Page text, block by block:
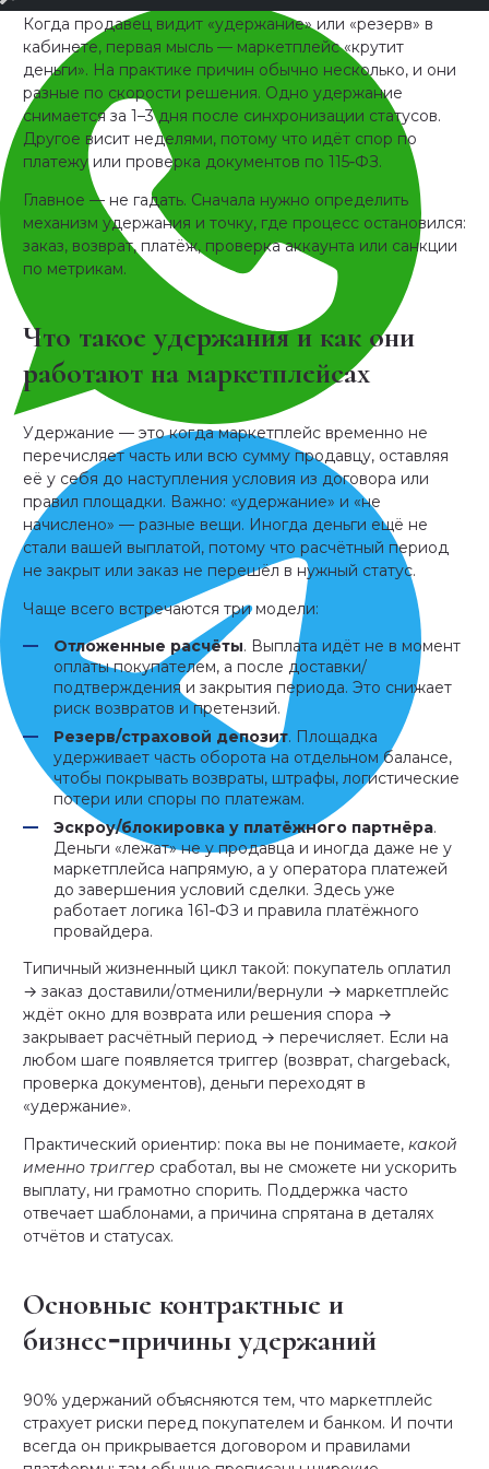
Когда продавец видит «удержание» или «резерв» в
кабинете, первая мысль — маркетплейс «крутит
деньги». На практике причин обычно несколько, и они
разные по скорости решения. Одно удержание
снимается за 1–3 дня после синхронизации статусов.
Другое висит неделями, потому что идёт спор по
платежу или проверка документов по 115‑ФЗ.
Главное — не гадать. Сначала нужно определить
механизм удержания и точку, где процесс остановился:
заказ, возврат, платёж, проверка аккаунта или санкции
по метрикам.
Что такое удержания и как они
работают на маркетплейсах
Удержание — это когда маркетплейс временно не
перечисляет часть или всю сумму продавцу, оставляя
её у себя до наступления условия из договора или
правил площадки. Важно: «удержание» и «не
начислено» — разные вещи. Иногда деньги ещё не
стали вашей выплатой, потому что расчётный период
не закрыт или заказ не перешёл в нужный статус.
Чаще всего встречаются три модели:
Отложенные расчёты. Выплата идёт не в момент
оплаты покупателем, а после доставки/
подтверждения и закрытия периода. Это снижает
риск возвратов и претензий.
Резерв/страховой депозит. Площадка
удерживает часть оборота на отдельном балансе,
чтобы покрывать возвраты, штрафы, логистические
потери или споры по платежам.
Эскроу/блокировка у платёжного партнёра.
Деньги «лежат» не у продавца и иногда даже не у
маркетплейса напрямую, а у оператора платежей
до завершения условий сделки. Здесь уже
работает логика 161‑ФЗ и правила платёжного
провайдера.
Типичный жизненный цикл такой: покупатель оплатил
→ заказ доставили/отменили/вернули → маркетплейс
ждёт окно для возврата или решения спора →
закрывает расчётный период → перечисляет. Если на
любом шаге появляется триггер (возврат, chargeback,
проверка документов), деньги переходят в
«удержание».
Практический ориентир: пока вы не понимаете, какой
именно триггер сработал, вы не сможете ни ускорить
выплату, ни грамотно спорить. Поддержка часто
отвечает шаблонами, а причина спрятана в деталях
отчётов и статусах.
Основные контрактные и
бизнес‑причины удержаний
90% удержаний объясняются тем, что маркетплейс
страхует риски перед покупателем и банком. И почти
всегда он прикрывается договором и правилами